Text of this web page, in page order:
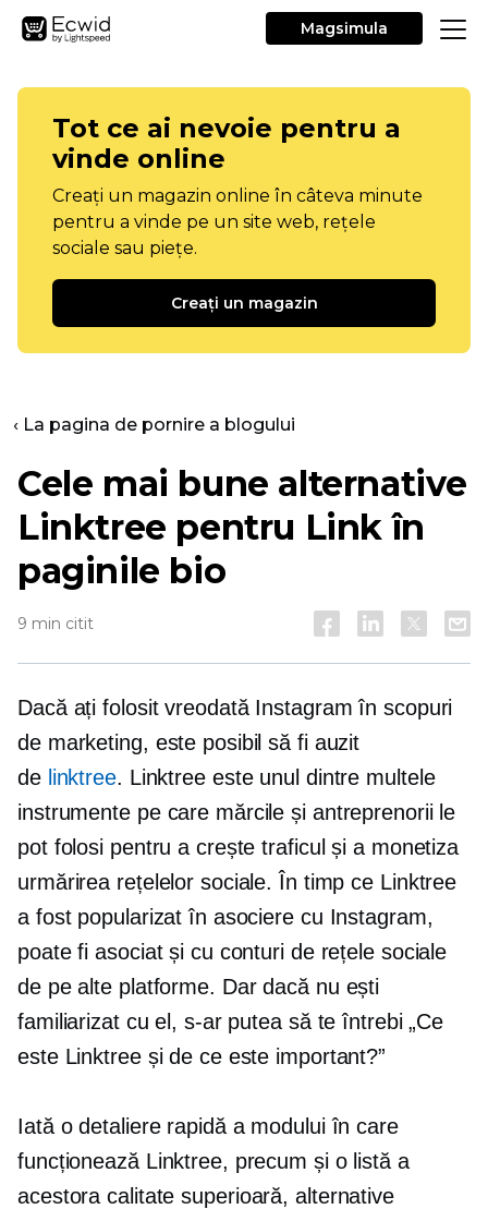
Magsimula
Tot ce ai nevoie pentru a
vinde online
Creați un magazin online în câteva minute
pentru a vinde pe un site web, rețele
sociale sau piețe.
Creați un magazin
‹ La pagina de pornire a blogului
Cele mai bune alternative
Linktree pentru Link în
paginile bio
9 min citit
Dacă ați folosit vreodată Instagram în scopuri
de marketing, este posibil să fi auzit
de linktree. Linktree este unul dintre multele
instrumente pe care mărcile și antreprenorii le
pot folosi pentru a crește traficul și a monetiza
urmărirea rețelelor sociale. În timp ce Linktree
a fost popularizat în asociere cu Instagram,
poate fi asociat și cu conturi de rețele sociale
de pe alte platforme. Dar dacă nu ești
familiarizat cu el, s-ar putea să te întrebi „Ce
este Linktree și de ce este important?”
Iată o detaliere rapidă a modului în care
funcționează Linktree, precum și o listă a
acestoracalitate superioară, alternative